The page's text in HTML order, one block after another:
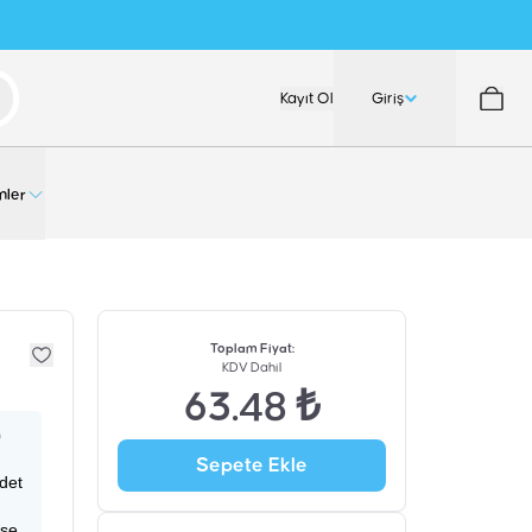
Kayıt Ol Giriş
Toplam Fiyat:
KDV Dahil
63.48 ₺
Sepete Ekle